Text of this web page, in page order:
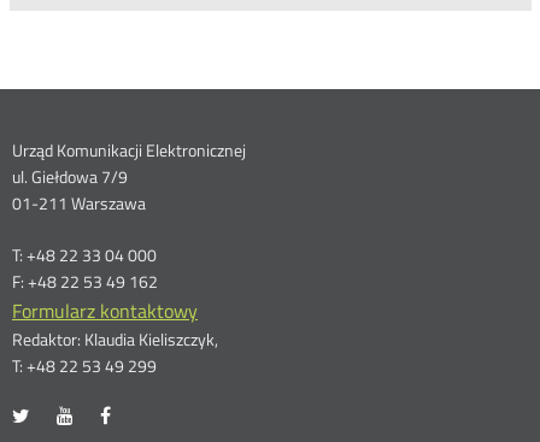
Dane
kontaktowe
Urząd Komunikacji Elektronicznej
ul. Giełdowa 7/9
01-211 Warszawa
T: +48 22 33 04 000
F: +48 22 53 49 162
Formularz kontaktowy
Redaktor: Klaudia Kieliszczyk,
T: +48 22 53 49 299
UKE
OtwórzUKE
Otwórz